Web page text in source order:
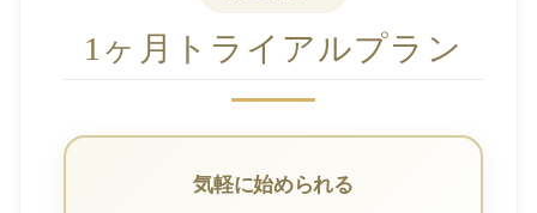
1ヶ月トライアルプラン
気軽に始められる